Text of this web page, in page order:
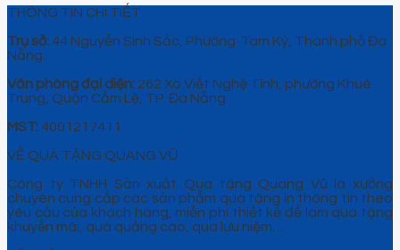
THÔNG TIN CHI TIẾT
Trụ sở: 44 Nguyễn Sinh Sắc, Phường Tam Kỳ, Thành phố Đà
Nẵng.
Văn phòng đại diện: 262 Xô Viết Nghệ Tĩnh, phường Khuê
Trung, Quận Cẩm Lệ, TP. Đà Nẵng.
MST: 4001217411
VỀ QUÀ TẶNG QUANG VŨ
Công ty TNHH Sản xuất Quà tặng Quang Vũ là xưởng
chuyên cung cấp các sản phẩm quà tặng in thông tin theo
yêu cầu của khách hàng, miễn phí thiết kế để làm quà tặng
khuyến mãi, quà quảng cáo, quà lưu niệm…